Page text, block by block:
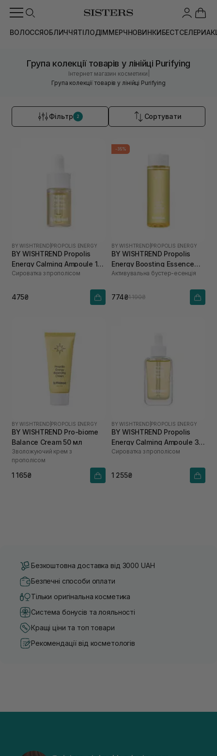
ВОЛОССЯОБЛИЧЧЯТІЛОДІММЕРЧНОВИНКИБЕСТСЕЛЕРИ
Група колекції товарів у лінійці Purifying
Інтернет магазин косметики
Група колекції товарів у лінійці Purifying
Фільтр 2 Сортувати
BY WISHTREND PROPOLIS ENERGY
BY WISHTREND Propolis
Energy Calming Ampoule 10
мл
Сироватка з прополісом
475₴
-35%
BY WISHTREND PROPOLIS ENERGY
BY WISHTREND Propolis
Energy Boosting Essence
100 мл
Активувальна бустер-есенція
774₴1 190₴
BY WISHTREND PROPOLIS ENERGY
BY WISHTREND Pro-biome
Balance Cream 50 мл
Зволожуючий крем з
прополісом
1 165₴
BY WISHTREND PROPOLIS ENERGY
BY WISHTREND Propolis
Energy Calming Ampoule 30
мл
Сироватка з прополісом
1 255₴
Безкоштовна доставка від 3000 UAH
Безпечні способи оплати
Тільки оригінальна косметика
Система бонусів та лояльності
Кращі ціни та топ товари
Рекомендації від косметологів